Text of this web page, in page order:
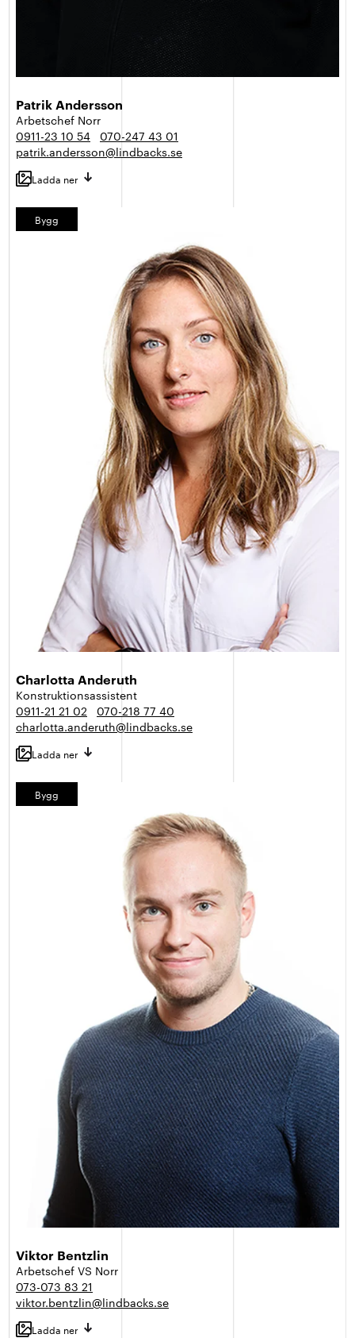
Patrik Andersson
Arbetschef Norr
0911-23 10 54
070-247 43 01
patrik.andersson@lindbacks.se
Ladda ner
Bygg
Charlotta Anderuth
Konstruktionsassistent
0911-21 21 02
070-218 77 40
charlotta.anderuth@lindbacks.se
Ladda ner
Bygg
Viktor Bentzlin
Arbetschef VS Norr
073-073 83 21
viktor.bentzlin@lindbacks.se
Ladda ner